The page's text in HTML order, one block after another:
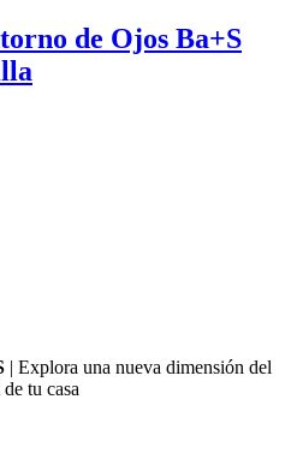
de Ojos Ba+S
| Explora una nueva dimensión del
tu casa